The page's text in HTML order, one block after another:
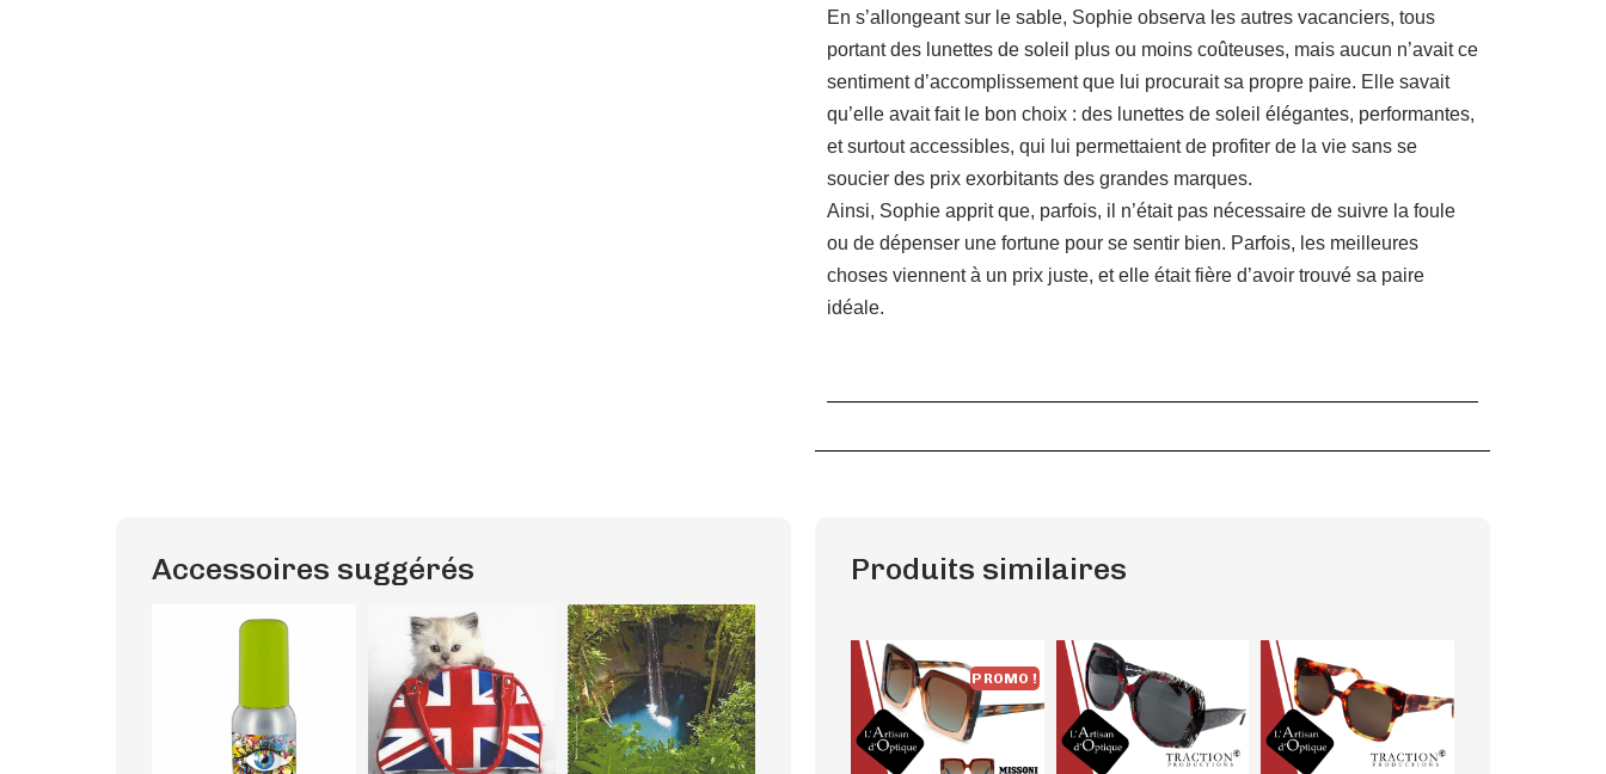
En s’allongeant sur le sable, Sophie observa les autres vacanciers, tous
portant des lunettes de soleil plus ou moins coûteuses, mais aucun n’avait ce
sentiment d’accomplissement que lui procurait sa propre paire. Elle savait
qu’elle avait fait le bon choix : des lunettes de soleil élégantes, performantes,
et surtout accessibles, qui lui permettaient de profiter de la vie sans se
soucier des prix exorbitants des grandes marques.
Ainsi, Sophie apprit que, parfois, il n’était pas nécessaire de suivre la foule
ou de dépenser une fortune pour se sentir bien. Parfois, les meilleures
choses viennent à un prix juste, et elle était fière d’avoir trouvé sa paire
idéale.
Accessoires suggérés Produits similaires
PROMO !